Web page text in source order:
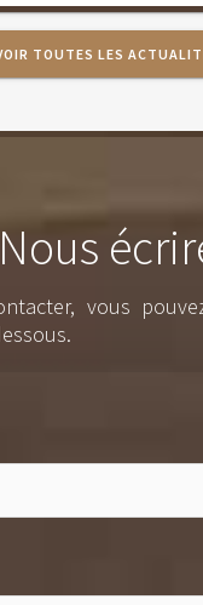
TOUTES LES
Nous
vous